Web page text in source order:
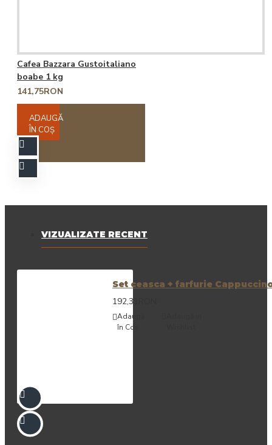
Cafea Bazzara Gustoitaliano
boabe 1 kg
141,75RON
ADAUGĂ
ÎN COŞ
VIZUALIZATE RECENT
Set ceasca + farfurie
192,31RON
Adaugă
în Coş